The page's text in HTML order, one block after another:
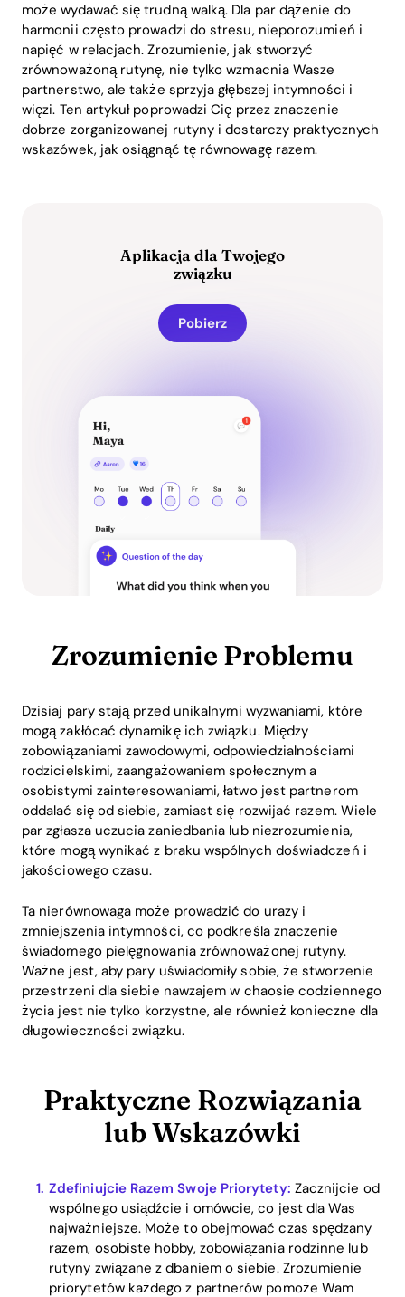
może wydawać się trudną walką. Dla par dążenie do
harmonii często prowadzi do stresu, nieporozumień i
napięć w relacjach. Zrozumienie, jak stworzyć
zrównoważoną rutynę, nie tylko wzmacnia Wasze
partnerstwo, ale także sprzyja głębszej intymności i
więzi. Ten artykuł poprowadzi Cię przez znaczenie
dobrze zorganizowanej rutyny i dostarczy praktycznych
wskazówek, jak osiągnąć tę równowagę razem.
Aplikacja dla Twojego
związku
Pobierz
Zrozumienie Problemu
Dzisiaj pary stają przed unikalnymi wyzwaniami, które
mogą zakłócać dynamikę ich związku. Między
zobowiązaniami zawodowymi, odpowiedzialnościami
rodzicielskimi, zaangażowaniem społecznym a
osobistymi zainteresowaniami, łatwo jest partnerom
oddalać się od siebie, zamiast się rozwijać razem. Wiele
par zgłasza uczucia zaniedbania lub niezrozumienia,
które mogą wynikać z braku wspólnych doświadczeń i
jakościowego czasu.
Ta nierównowaga może prowadzić do urazy i
zmniejszenia intymności, co podkreśla znaczenie
świadomego pielęgnowania zrównoważonej rutyny.
Ważne jest, aby pary uświadomiły sobie, że stworzenie
przestrzeni dla siebie nawzajem w chaosie codziennego
życia jest nie tylko korzystne, ale również konieczne dla
długowieczności związku.
Praktyczne Rozwiązania
lub Wskazówki
Zdefiniujcie Razem Swoje Priorytety: Zacznijcie od
wspólnego usiądźcie i omówcie, co jest dla Was
najważniejsze. Może to obejmować czas spędzany
razem, osobiste hobby, zobowiązania rodzinne lub
rutyny związane z dbaniem o siebie. Zrozumienie
priorytetów każdego z partnerów pomoże Wam